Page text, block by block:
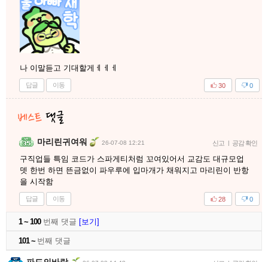
나 이말듣고 기대할게ㅔㅔㅔ
답글 이동 0
30
마리린귀여워 26-07-08 12:21 신고 | 공감 확인
구직업들 특임 코드가 스파게티처럼 꼬여있어서 교감도 대규모업
뎃 한번 하면 뜬금없이 파우루에 입마개가 채워지고 마리린이 반항
을 시작함
답글 이동 0
28
1 ~ 100번째 댓글 [보기]
101 ~ 번째 댓글